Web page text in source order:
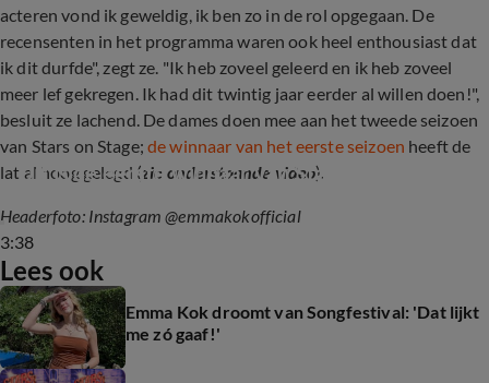
acteren vond ik geweldig, ik ben zo in de rol opgegaan. De
recensenten in het programma waren ook heel enthousiast dat
ik dit durfde", zegt ze. "Ik heb zoveel geleerd en ik heb zoveel
meer lef gekregen. Ik had dit twintig jaar eerder al willen doen!",
besluit ze lachend. De dames doen mee aan het tweede seizoen
van Stars on Stage;de winnaar van het eerste seizoen heeft de
lat al hoog gelegd (zie onderstaande video).
3:38
Dit is de eerste winnaar van Stars on Stage
Headerfoto: Instagram @emmakokofficial
Lees ook
Emma Kok droomt van Songfestival: 'Dat lijkt
me zó gaaf!'